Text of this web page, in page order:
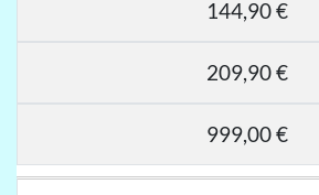
144,90 €
209,90 €
999,00 €